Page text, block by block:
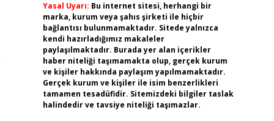
Yasal Uyarı: Bu internet sitesi, herhangi bir
marka, kurum veya şahıs şirketi ile hiçbir
bağlantısı bulunmamaktadır. Sitede yalnızca
kendi hazırladığımız makaleler
paylaşılmaktadır. Burada yer alan içerikler
haber niteliği taşımamakta olup, gerçek kurum
ve kişiler hakkında paylaşım yapılmamaktadır.
Gerçek kurum ve kişiler ile isim benzerlikleri
tamamen tesadüfidir. Sitemizdeki bilgiler taslak
halindedir ve tavsiye niteliği taşımazlar.